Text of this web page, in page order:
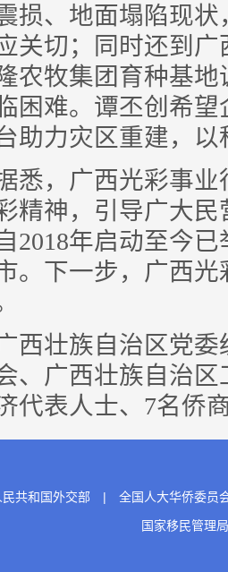
损、地面塌陷现
关切；同时还到
农牧集团育种基
困难。谭丕创希
助力灾区重建，
，广西光彩事业
精神，引导广大
2018年启动至今
。下一步，广西
壮族自治区党委
、广西壮族自治
代表人士、7名侨
民共和国外交部 |
全国人大华侨委员
国家移民管理局